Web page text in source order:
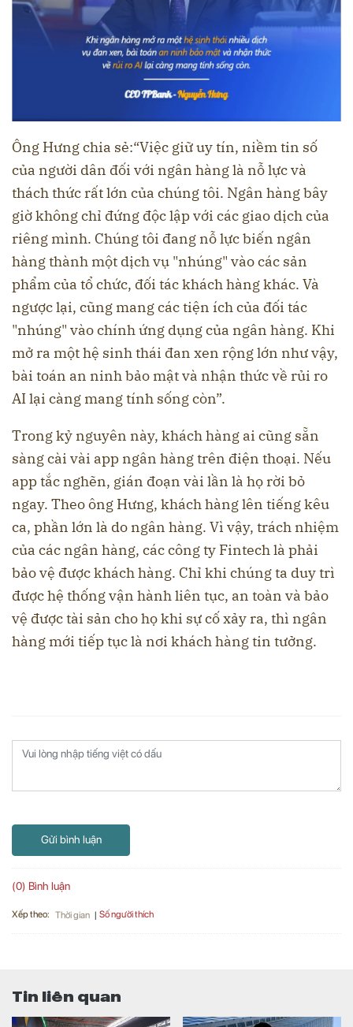
Ông Hưng chia sẻ:“Việc giữ uy tín, niềm tin số
của người dân đối với ngân hàng là nỗ lực và
thách thức rất lớn của chúng tôi. Ngân hàng bây
giờ không chỉ đứng độc lập với các giao dịch của
riêng mình. Chúng tôi đang nỗ lực biến ngân
hàng thành một dịch vụ "nhúng" vào các sản
phẩm của tổ chức, đối tác khách hàng khác. Và
ngược lại, cũng mang các tiện ích của đối tác
"nhúng" vào chính ứng dụng của ngân hàng. Khi
mở ra một hệ sinh thái đan xen rộng lớn như vậy,
bài toán an ninh bảo mật và nhận thức về rủi ro
AI lại càng mang tính sống còn”.
Trong kỷ nguyên này, khách hàng ai cũng sẵn
sàng cài vài app ngân hàng trên điện thoại. Nếu
app tắc nghẽn, gián đoạn vài lần là họ rời bỏ
ngay. Theo ông Hưng, khách hàng lên tiếng kêu
ca, phần lớn là do ngân hàng. Vì vậy, trách nhiệm
của các ngân hàng, các công ty Fintech là phải
bảo vệ được khách hàng. Chỉ khi chúng ta duy trì
được hệ thống vận hành liên tục, an toàn và bảo
vệ được tài sản cho họ khi sự cố xảy ra, thì ngân
hàng mới tiếp tục là nơi khách hàng tin tưởng.
Gửi bình luận
(0) Bình luận
Xếp theo: Thời gian Số người thích
Tin liên quan